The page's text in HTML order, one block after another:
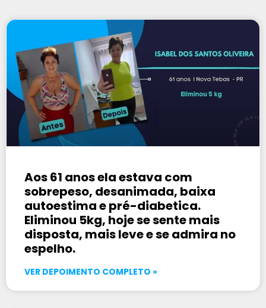
Aos 61 anos ela estava com
sobrepeso, desanimada, baixa
autoestima e pré-diabetica.
Eliminou 5kg, hoje se sente mais
disposta, mais leve e se admira no
espelho.
VER DEPOIMENTO COMPLETO »